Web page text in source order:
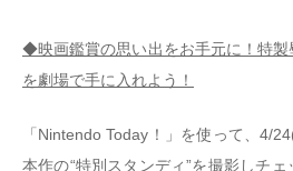
◆映画鑑賞の思い出をお手元に！特製
を劇場で手に入れよう！
「Nintendo Today！」を使って、4/
本作の“特別スタンディ”を撮影しチ